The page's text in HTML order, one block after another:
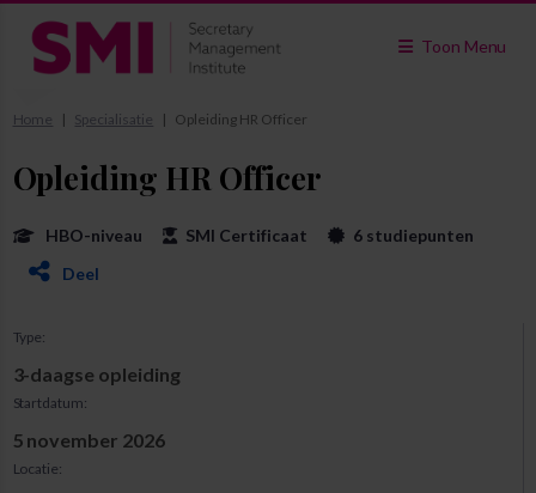
Toon Menu
Home Specialisatie Opleiding HR Officer
Opleiding HR Officer
HBO-niveau SMI Certificaat
6 studiepunten
Deel
Type:
3-daagse opleiding
Startdatum:
5 november 2026
Locatie: